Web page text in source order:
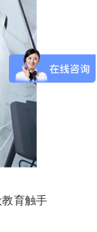
育触手